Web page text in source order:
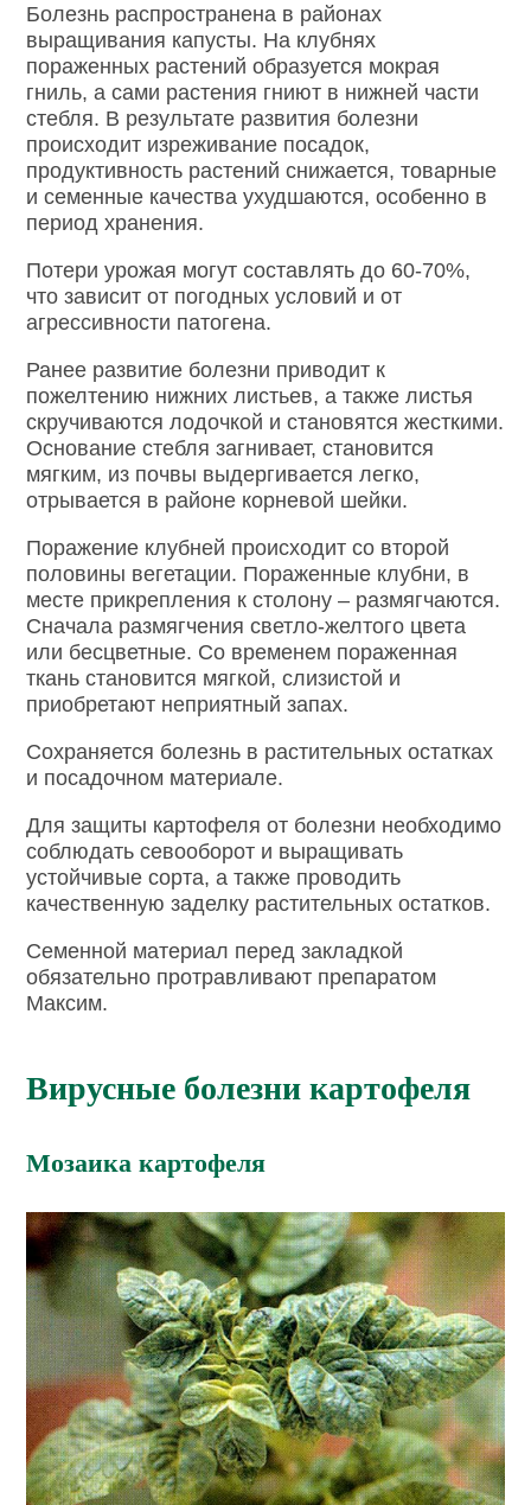
Болезнь распространена в районах
выращивания капусты. На клубнях
пораженных растений образуется мокрая
гниль, а сами растения гниют в нижней части
стебля. В результате развития болезни
происходит изреживание посадок,
продуктивность растений снижается, товарные
и семенные качества ухудшаются, особенно в
период хранения.
Потери урожая могут составлять до 60-70%,
что зависит от погодных условий и от
агрессивности патогена.
Ранее развитие болезни приводит к
пожелтению нижних листьев, а также листья
скручиваются лодочкой и становятся жесткими.
Основание стебля загнивает, становится
мягким, из почвы выдергивается легко,
отрывается в районе корневой шейки.
Поражение клубней происходит со второй
половины вегетации. Пораженные клубни, в
месте прикрепления к столону – размягчаются.
Сначала размягчения светло-желтого цвета
или бесцветные. Со временем пораженная
ткань становится мягкой, слизистой и
приобретают неприятный запах.
Сохраняется болезнь в растительных остатках
и посадочном материале.
Для защиты картофеля от болезни необходимо
соблюдать севооборот и выращивать
устойчивые сорта, а также проводить
качественную заделку растительных остатков.
Семенной материал перед закладкой
обязательно протравливают препаратом
Максим.
Вирусные болезни картофеля
Мозаика картофеля